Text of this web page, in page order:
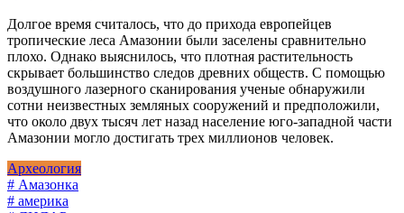
Долгое время считалось, что до прихода европейцев
тропические леса Амазонии были заселены сравнительно
плохо. Однако выяснилось, что плотная растительность
скрывает большинство следов древних обществ. С помощью
воздушного лазерного сканирования ученые обнаружили
сотни неизвестных земляных сооружений и предположили,
что около двух тысяч лет назад население юго-западной части
Амазонии могло достигать трех миллионов человек.
Археология
# Амазонка
# америка